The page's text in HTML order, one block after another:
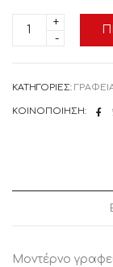
Διαστάσεις:
HM8993.02
ΓΡΑΦΕΙΟ
ΜΕΛΑΜΙΝΗΣ
ΛΕΥΚΟ
SONAMA
149x48x105Y
Με
ποσότητα
ΚΑΤΗΓΟΡΊΕΣ:
ΚΟΙΝΟΠΟΊΗΣΗ:
Μοντέρνο